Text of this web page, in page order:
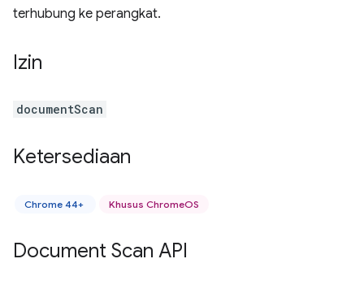
terhubung ke perangkat.
Izin
documentScan
Ketersediaan
Chrome 44+ Khusus ChromeOS
Document Scan API